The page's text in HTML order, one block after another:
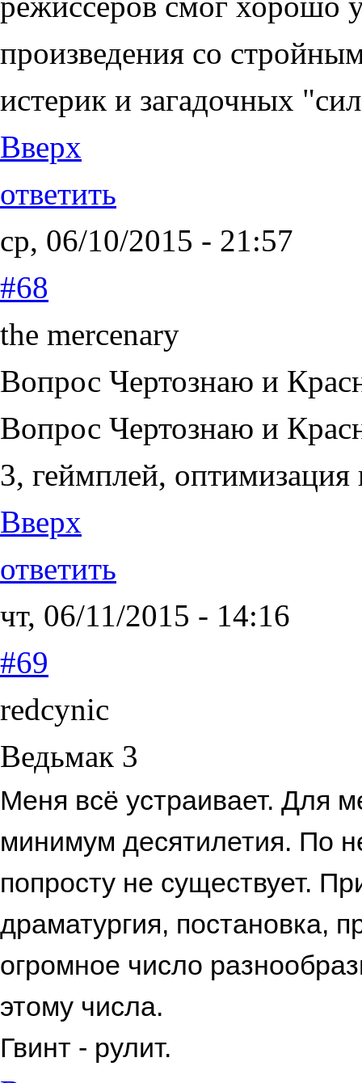
произведения со
истерик и загадочных
Вверх
ответить
ср, 06/10/2015 - 21:57
#68
the mercenary
Вопрос Чертознаю и
Вопрос Чертознаю и
3, геймплей, оптимизация
Вверх
ответить
чт, 06/11/2015 - 14:16
#69
redcynic
Ведьмак 3
Меня всё устраивает. Для
минимум десятилетия. По
попросту не существует.
драматургия, постановка,
огромное число
этому числа.
Гвинт - рулит.